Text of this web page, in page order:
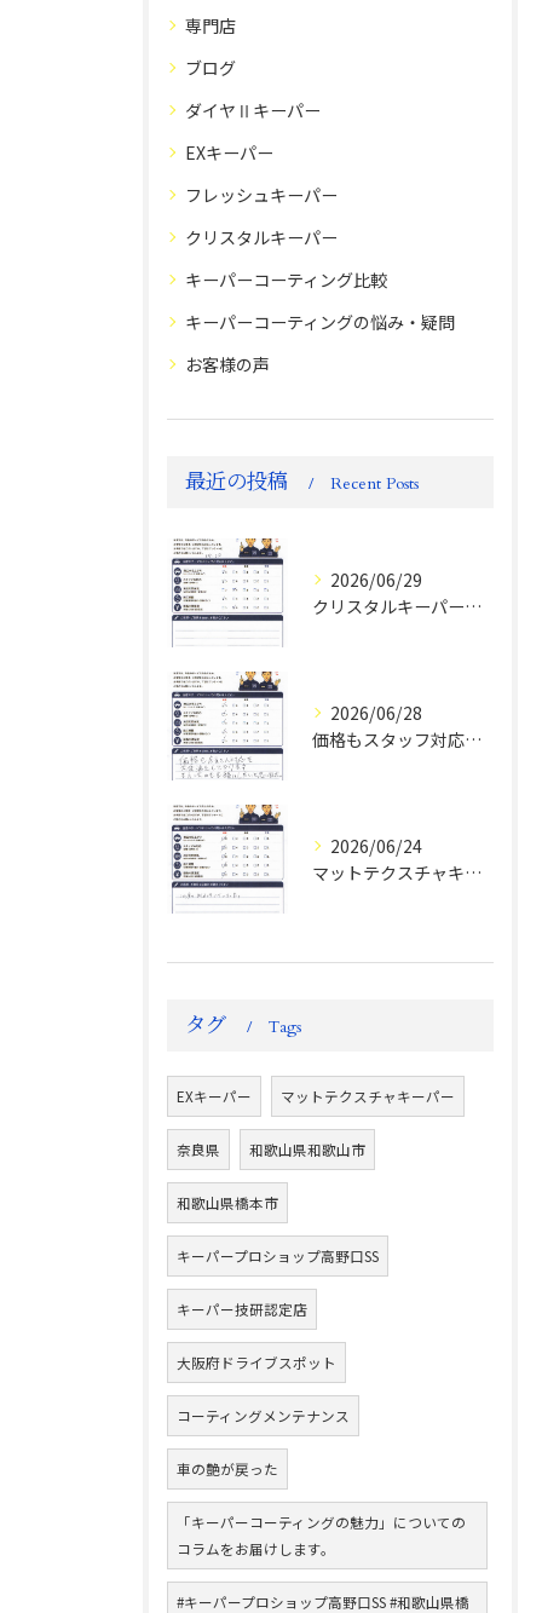
専門店
ブログ
ダイヤⅡキーパー
EXキーパー
フレッシュキーパー
クリスタルキーパー
キーパーコーティング比較
キーパーコーティングの悩み・疑問
お客様の声
最近の投稿 Recent Posts
2026/06/29
クリスタルキーパー評判
2026/06/28
価格もスタッフ対応も大変満足！ランドクルーザーFJお客様の声
2026/06/24
マットテクスチャキーパー施工後のお客様の声
タグ Tags
EXキーパー マットテクスチャキーパー
奈良県 和歌山県和歌山市
和歌山県橋本市
キーパープロショップ高野口SS
キーパー技研認定店
大阪府ドライブスポット
コーティングメンテナンス
車の艶が戻った
「キーパーコーティングの魅力」についての
コラムをお届けします。
#キーパープロショップ高野口SS #和歌山県橋